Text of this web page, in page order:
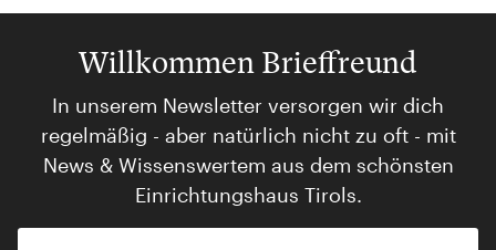
Willkommen Brieffreund
In unserem Newsletter versorgen wir dich
regelmäßig - aber natürlich nicht zu oft - mit
News & Wissenswertem aus dem schönsten
Einrichtungshaus Tirols.